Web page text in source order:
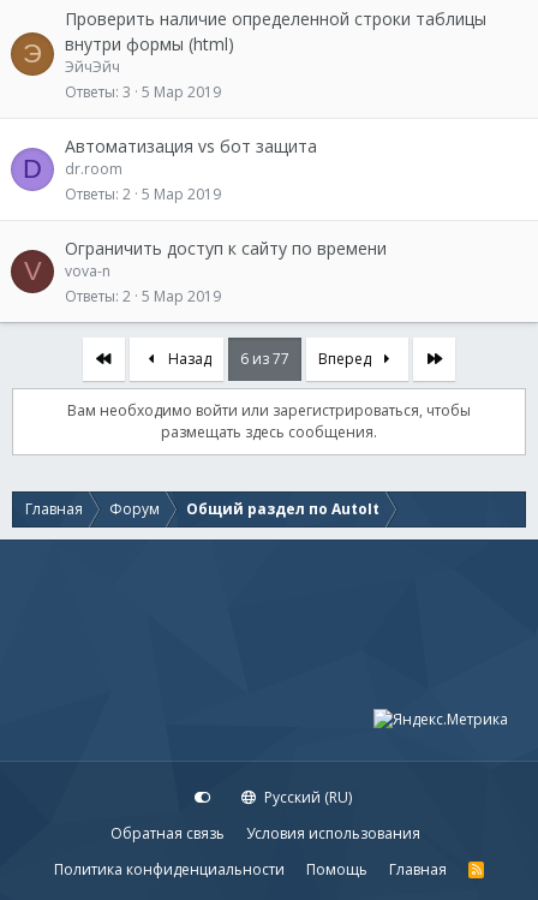
Э
Проверить наличие определенной строки таблицы
внутри формы (html)
ЭйчЭйч
Ответы 3 5 Мар 2019
D
Автоматизация vs бот защита
dr.room
Ответы 2 5 Мар 2019
V
Ограничить доступ к сайту по времени
vova-n
Ответы 2 5 Мар 2019
Первый Назад 6 из 77 Вперед Последняя
Вам необходимо войти или зарегистрироваться, чтобы
размещать здесь сообщения.
Главная Форум Общий раздел по AutoIt
Русский (RU)
Обратная связь
Условия использования
Политика конфиденциальности
Помощь Главная
R
S